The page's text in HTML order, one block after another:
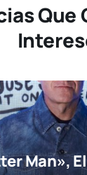
Que
Man»,